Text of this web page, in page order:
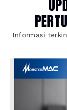
Informasi